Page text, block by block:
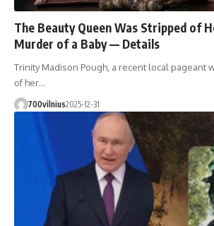
The Beauty Queen Was Stripped of
Murder of a Baby — Details
Trinity Madison Pough, a recent local pageant
of her…
700vilnius2025-12-31